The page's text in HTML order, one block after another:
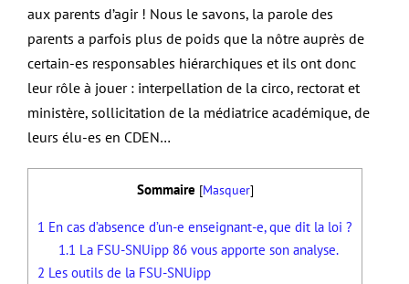
aux parents d’agir ! Nous le savons, la parole des
parents a parfois plus de poids que la nôtre auprès de
certain-es responsables hiérarchiques et ils ont donc
leur rôle à jouer : interpellation de la circo, rectorat et
ministère, sollicitation de la médiatrice académique, de
leurs élu-es en CDEN…
Sommaire [Masquer]
1 En cas d’absence d’un-e enseignant-e, que dit la loi ?
1.1 La FSU-SNUipp 86 vous apporte son analyse.
2 Les outils de la FSU-SNUipp